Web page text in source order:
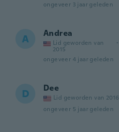
ongeveer 3 jaar geleden
A Andrea
Lid geworden van
2015
·
ongeveer 4 jaar geleden
D Dee
Lid geworden van 2016
ongeveer 5 jaar geleden